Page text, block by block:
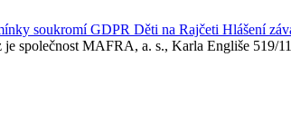
soukromíGDPR Děti na Rajčeti Hlášení
je společnost MAFRA, a. s., Karla Engliše 519/